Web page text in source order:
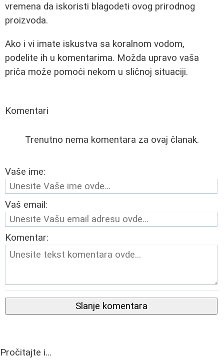
vremena da iskoristi blagodeti ovog prirodnog
proizvoda.
Ako i vi imate iskustva sa koralnom vodom,
podelite ih u komentarima. Možda upravo vaša
priča može pomoći nekom u sličnoj situaciji.
Komentari
Trenutno nema komentara za ovaj članak.
Vaše ime:
Vaš email:
Komentar:
Slanje komentara
Pročitajte i...